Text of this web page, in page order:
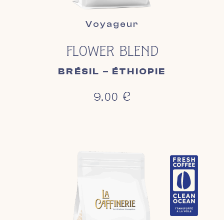
Voyageur
FLOWER BLEND
BRÉSIL – ÉTHIOPIE
9,00 €